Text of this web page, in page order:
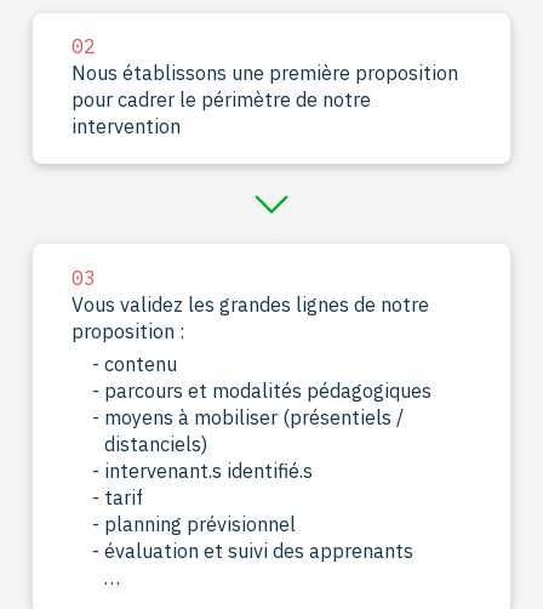
02
Nous établissons une première proposition
pour cadrer le périmètre de notre
intervention
03
Vous validez les grandes lignes de notre
proposition :
contenu
parcours et modalités pédagogiques
moyens à mobiliser (présentiels /
distanciels)
intervenant.s identifié.s
tarif
planning prévisionnel
évaluation et suivi des apprenants
…